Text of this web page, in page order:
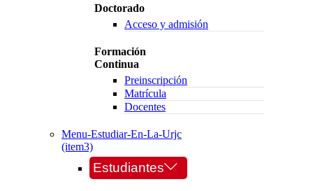
Doctorado
Acceso y admisión
Formación
Continua
Preinscripción
Matrícula
Docentes
Menu-Estudiar-En-La-Urjc
(item3)
Estudiantes